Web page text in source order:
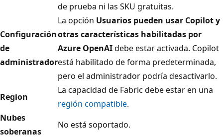
de prueba ni las SKU gratuitas.
Configuración
de
administrador
La opción Usuarios pueden usar Copilot y
otras características habilitadas por
Azure OpenAIdebe estar activada. Copilot
está habilitado de forma predeterminada,
pero el administrador podría desactivarlo.
Region
La capacidad de Fabric debe estar en una
región compatible.
Nubes
soberanas
No está soportado.